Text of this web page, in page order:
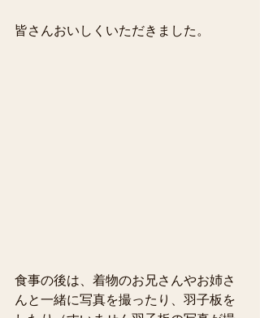
皆さんおいしくいただきました。
食事の後は、着物のお兄さんやお姉さ
んと一緒に写真を撮ったり、羽子板を